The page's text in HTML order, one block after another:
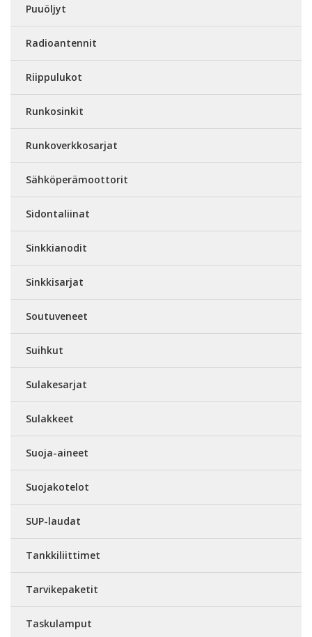
Puuöljyt
Radioantennit
Riippulukot
Runkosinkit
Runkoverkkosarjat
Sähköperämoottorit
Sidontaliinat
Sinkkianodit
Sinkkisarjat
Soutuveneet
Suihkut
Sulakesarjat
Sulakkeet
Suoja-aineet
Suojakotelot
SUP-laudat
Tankkiliittimet
Tarvikepaketit
Taskulamput